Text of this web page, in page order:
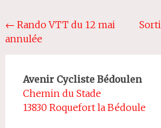
Navigation
de
← Rando VTT du 12 mai
annulée
Avenir Cycliste Bédoulen
Chemin du Stade
13830 Roquefort la Bédoule